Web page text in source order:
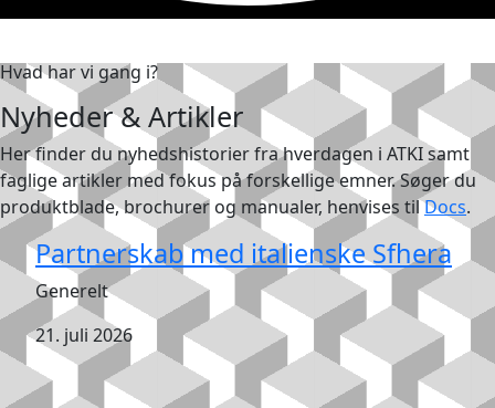
Hvad har vi gang i?
Nyheder & Artikler
Her finder du nyhedshistorier fra hverdagen i ATKI samt
faglige artikler med fokus på forskellige emner. Søger du
produktblade, brochurer og manualer, henvises tilDocs.
Partnerskab med italienske Sfhera
Generelt
21. juli 2026